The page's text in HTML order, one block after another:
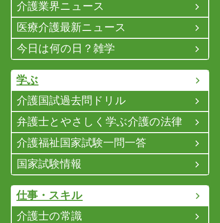
介護業界ニュース
医療介護最新ニュース
今日は何の日？雑学
学ぶ
介護国試過去問ドリル
弁護士とやさしく学ぶ介護の法律
介護福祉国家試験一問一答
国家試験情報
仕事・スキル
介護士の常識